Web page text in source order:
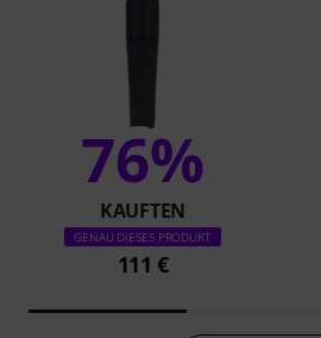
76%
KAUFTEN
GENAU DIESES PRODUKT
111 €